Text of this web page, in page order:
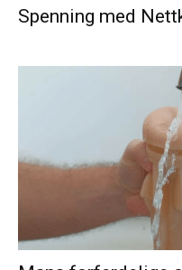
Spenning med